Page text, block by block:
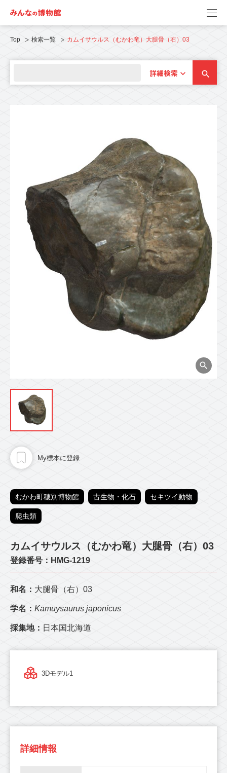
Top 検索一覧 カムイサウルス（むかわ竜）大腿骨（右）03
詳細検索
My標本に登録
むかわ町穂別博物館 古生物・化石 セキツイ動物
爬虫類
カムイサウルス（むかわ竜）大腿骨（右）03
登録番号：HMG-1219
和名： 大腿骨（右）03
学名： Kamuysaurus japonicus
採集地： 日本国北海道
3Dモデル1
詳細情報